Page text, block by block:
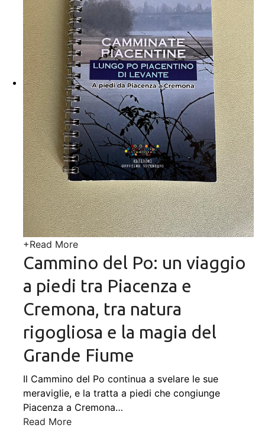
+Read More
Cammino del Po: un viaggio
a piedi tra Piacenza e
Cremona, tra natura
rigogliosa e la magia del
Grande Fiume
Il Cammino del Po continua a svelare le sue
meraviglie, e la tratta a piedi che congiunge
Piacenza a Cremona…
Read More